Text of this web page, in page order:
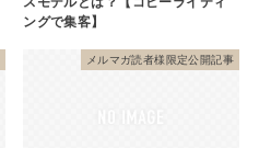
ングで集客】
メルマガ読者様限定公開記事